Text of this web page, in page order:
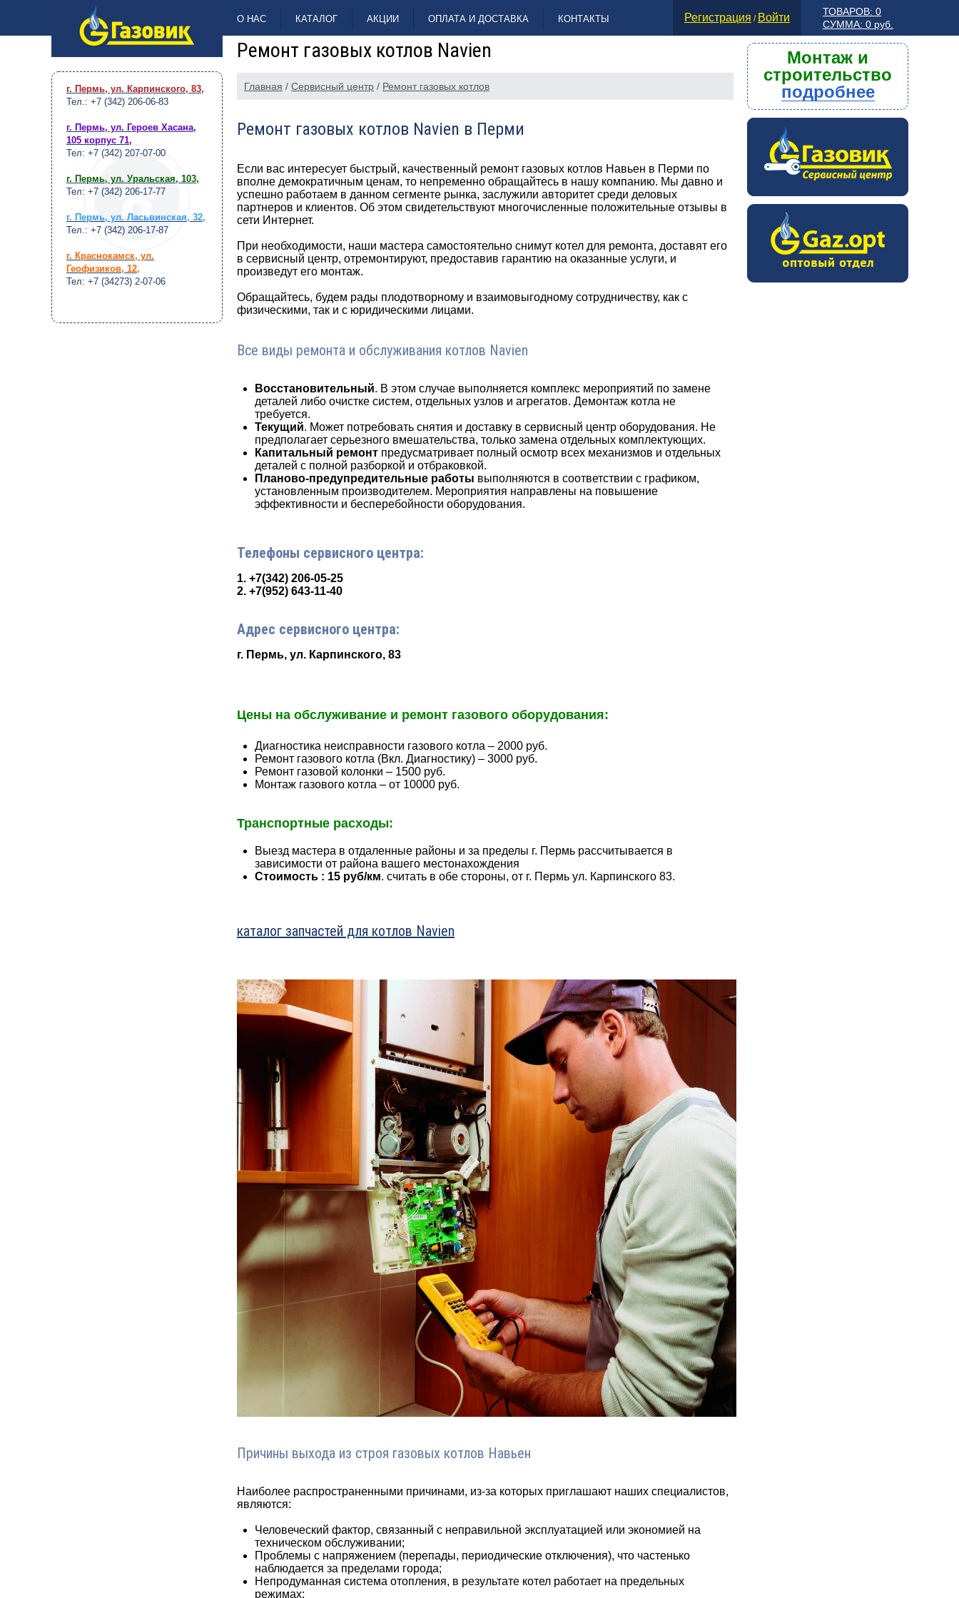
НАВЕРХ
О НАС КАТАЛОГ АКЦИИ ОПЛАТА И ДОСТАВКА КОНТАКТЫ
ТОВАРОВ: 0
СУММА: 0 руб.
Регистрация / Войти
Ремонт газовых котлов Navien
Главная / Сервисный центр / Ремонт газовых котлов
Ремонт газовых котлов Navien в Перми
Если вас интересует быстрый, качественный ремонт газовых котлов Навьен в Перми по
вполне демократичным ценам, то непременно обращайтесь в нашу компанию. Мы давно и
успешно работаем в данном сегменте рынка, заслужили авторитет среди деловых
партнеров и клиентов. Об этом свидетельствуют многочисленные положительные отзывы в
сети Интернет.
При необходимости, наши мастера самостоятельно снимут котел для ремонта, доставят его
в сервисный центр, отремонтируют, предоставив гарантию на оказанные услуги, и
произведут его монтаж.
Обращайтесь, будем рады плодотворному и взаимовыгодному сотрудничеству, как с
физическими, так и с юридическими лицами.
Все виды ремонта и обслуживания котлов Navien
Восстановительный. В этом случае выполняется комплекс мероприятий по замене
деталей либо очистке систем, отдельных узлов и агрегатов. Демонтаж котла не
требуется.
Текущий. Может потребовать снятия и доставку в сервисный центр оборудования. Не
предполагает серьезного вмешательства, только замена отдельных комплектующих.
Капитальный ремонт предусматривает полный осмотр всех механизмов и отдельных
деталей с полной разборкой и отбраковкой.
Планово-предупредительные работы выполняются в соответствии с графиком,
установленным производителем. Мероприятия направлены на повышение
эффективности и бесперебойности оборудования.
Телефоны сервисного центра:
1. +7(342) 206-05-25
2. +7(952) 643-11-40
Адрес сервисного центра:
г. Пермь, ул. Карпинского, 83
Цены на обслуживание и ремонт газового оборудования:
Диагностика неисправности газового котла – 2000 руб.
Ремонт газового котла (Вкл. Диагностику) – 3000 руб.
Ремонт газовой колонки – 1500 руб.
Монтаж газового котла – от 10000 руб.
Транспортные расходы:
Выезд мастера в отдаленные районы и за пределы г. Пермь рассчитывается в
зависимости от района вашего местонахождения
Стоимость : 15 руб/км. считать в обе стороны, от г. Пермь ул. Карпинского 83.
каталог запчастей для котлов Navien
Причины выхода из строя газовых котлов Навьен
Наиболее распространенными причинами, из-за которых приглашают наших специалистов,
являются:
Человеческий фактор, связанный с неправильной эксплуатацией или экономией на
техническом обслуживании;
Проблемы с напряжением (перепады, периодические отключения), что частенько
наблюдается за пределами города;
Непродуманная система отопления, в результате котел работает на предельных
режимах;
г. Пермь, ул. Карпинского, 83,
Тел.: +7 (342) 206-06-83
г. Пермь, ул. Героев Хасана,
105 корпус 71,
Тел: +7 (342) 207-07-00
г. Пермь, ул. Уральская, 103,
Тел: +7 (342) 206-17-77
г. Пермь, ул. Ласьвинская, 32,
Тел.: +7 (342) 206-17-87
г. Краснокамск, ул.
Геофизиков, 12,
Тел: +7 (34273) 2-07-06
Монтаж и
строительство
подробнее